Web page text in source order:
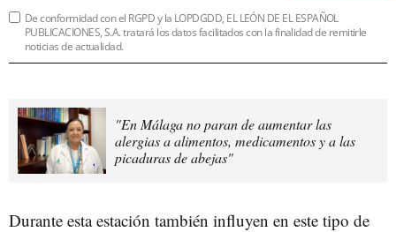
De conformidad con el RGPD y la LOPDGDD, EL LEÓN DE EL ESPAÑOL
PUBLICACIONES, S.A. tratará los datos facilitados con la finalidad de remitirle
noticias de actualidad.
"En Málaga no paran de aumentar las
alergias a alimentos, medicamentos y a las
picaduras de abejas"
Durante esta estación también influyen en este tipo de